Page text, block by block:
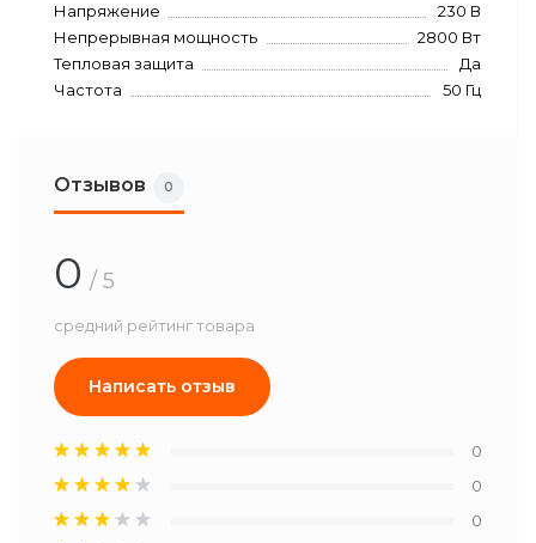
Напряжение
230 В
Непрерывная мощность
2800 Вт
Тепловая защита
Да
Частота
50 Гц
Отзывов 0
0 / 5
средний рейтинг товара
Написать отзыв
0
0
0